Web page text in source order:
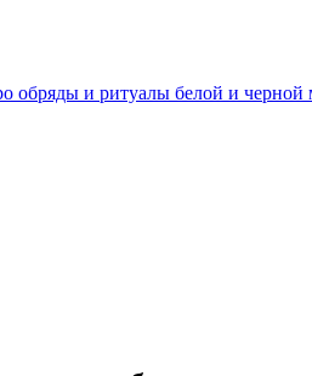
обряды и ритуалы белой и